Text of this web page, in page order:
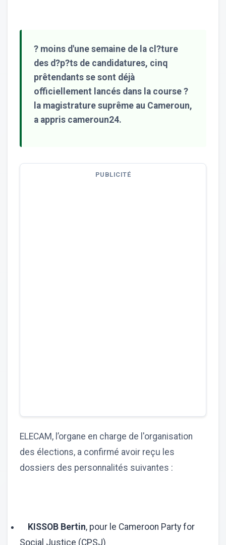
? moins d'une semaine de la cl?ture
des d?p?ts de candidatures, cinq
prêtendants se sont déjà
officiellement lancés dans la course ?
la magistrature suprême au Cameroun,
a appris cameroun24.
PUBLICITÉ
ELECAM, l’organe en charge de l'organisation
des élections, a confirmé avoir reçu les
dossiers des personnalités suivantes :
KISSOB Bertin, pour le Cameroon Party for
Social Justice (CPSJ)